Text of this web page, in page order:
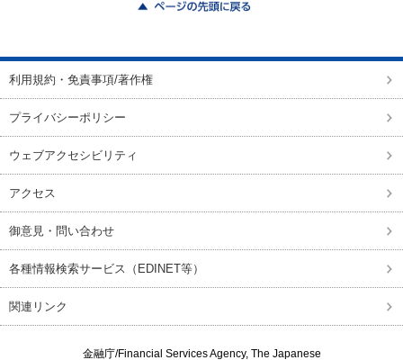
利用規約・免責事項/著作権
プライバシーポリシー
ウェブアクセシビリティ
アクセス
御意見・問い合わせ
各種情報検索サービス（EDINET等）
関連リンク
金融庁/Financial Services Agency, The Japanese